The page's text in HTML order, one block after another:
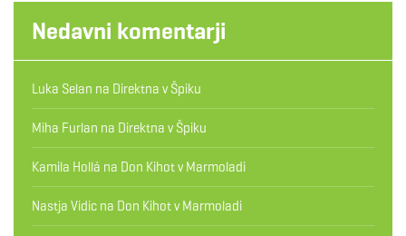
Nedavni komentarji
Luka Selan na Direktna v Špiku
Miha Furlan na Direktna v Špiku
Kamila Hollá na Don Kihot v Marmoladi
Nastja Vidic na Don Kihot v Marmoladi